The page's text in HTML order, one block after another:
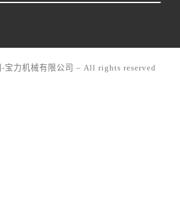
宝力机械有限公司 – All rights reserved